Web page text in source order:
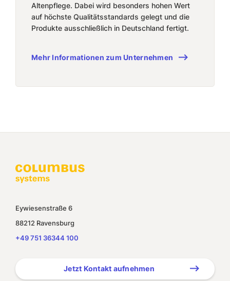
Altenpflege. Dabei wird besonders hohen Wert
auf höchste Qualitätsstandards gelegt und die
Produkte ausschließlich in Deutschland fertigt.
Mehr Informationen zum Unternehmen
Eywiesenstraße 6
88212 Ravensburg
+49 751 36344 100
Jetzt Kontakt aufnehmen